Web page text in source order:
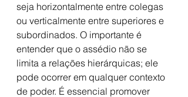
seja horizontalmente entre colegas
ou verticalmente entre superiores e
subordinados. O importante é
entender que o assédio não se
limita a relações hierárquicas; ele
pode ocorrer em qualquer contexto
de poder. É essencial promover